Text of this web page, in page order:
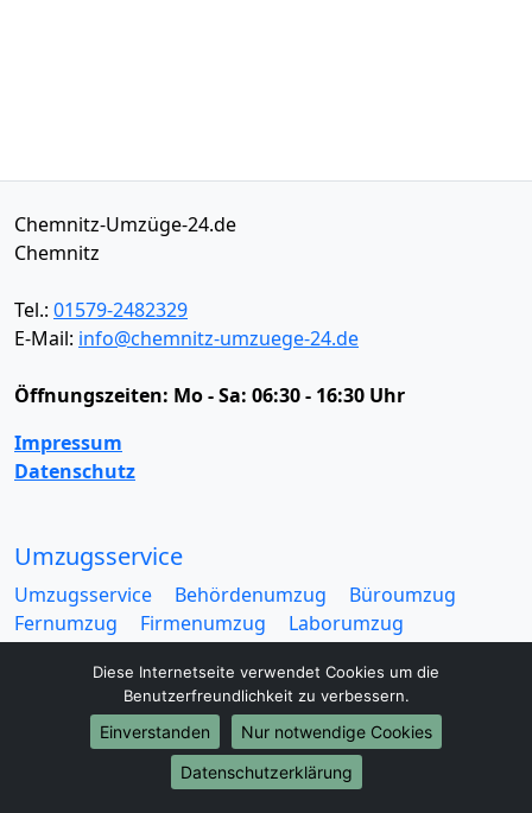
Chemnitz-Umzüge-24.de
Chemnitz
Tel.: 01579-2482329
E-Mail: info@chemnitz-umzuege-24.de
Öffnungszeiten: Mo - Sa: 06:30 - 16:30 Uhr
Impressum
Datenschutz
Umzugsservice
Umzugsservice Behördenumzug
Büroumzug
Fernumzug
Firmenumzug
Laborumzug
Seniorenumzug
Studentenumzug
Beiladung
Entrümpelung
Halteverbotszone
Klaviertransport
Haushaltsauflösung
Möbeltaxi
Möbelmitfahrzentrale
Umzugskartons
Diese Internetseite verwendet Cookies um die
Benutzerfreundlichkeit zu verbessern.
Einverstanden
Nur notwendige Cookies
Datenschutzerklärung